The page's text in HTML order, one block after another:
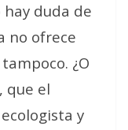
hay duda de
no ofrece
¿O
que el
y